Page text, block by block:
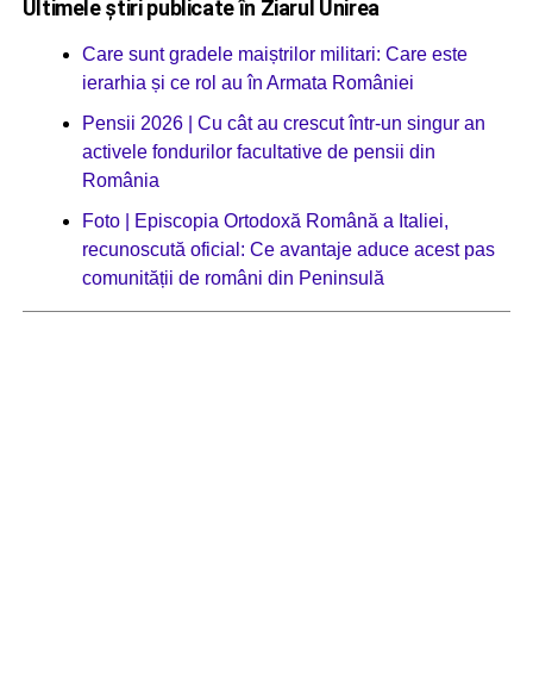
Ultimele știri publicate în Ziarul Unirea
Care sunt gradele maiștrilor militari: Care este
ierarhia și ce rol au în Armata României
Pensii 2026 | Cu cât au crescut într-un singur an
activele fondurilor facultative de pensii din
România
Foto | Episcopia Ortodoxă Română a Italiei,
recunoscută oficial: Ce avantaje aduce acest pas
comunității de români din Peninsulă